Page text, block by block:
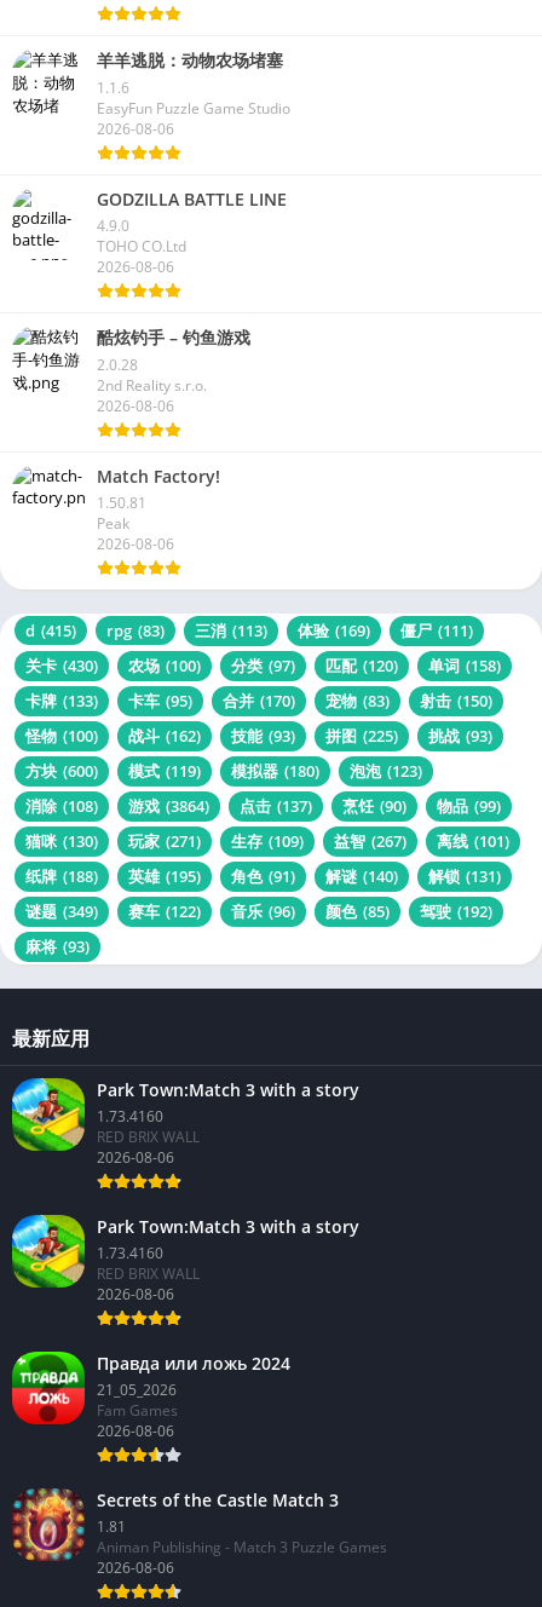
羊羊逃脱：动物农场堵塞
1.1.6
EasyFun Puzzle Game Studio
2026-08-06
GODZILLA BATTLE LINE
4.9.0
TOHO CO.Ltd
2026-08-06
酷炫钓手 – 钓鱼游戏
2.0.28
2nd Reality s.r.o.
2026-08-06
Match Factory!
1.50.81
Peak
2026-08-06
d (415) rpg (83) 三消 (113) 体验 (169) 僵尸 (111)
关卡 (430) 农场 (100) 分类 (97) 匹配 (120) 单词 (158)
卡牌 (133) 卡车 (95) 合并 (170) 宠物 (83) 射击 (150)
怪物 (100) 战斗 (162) 技能 (93) 拼图 (225) 挑战 (93)
方块 (600) 模式 (119) 模拟器 (180) 泡泡 (123)
消除 (108) 游戏 (3864) 点击 (137) 烹饪 (90) 物品 (99)
猫咪 (130) 玩家 (271) 生存 (109) 益智 (267) 离线 (101)
纸牌 (188) 英雄 (195) 角色 (91) 解谜 (140) 解锁 (131)
谜题 (349) 赛车 (122) 音乐 (96) 颜色 (85) 驾驶 (192)
麻将 (93)
最新应用
Park Town:Match 3 with a story
1.73.4160
RED BRIX WALL
2026-08-06
Park Town:Match 3 with a story
1.73.4160
RED BRIX WALL
2026-08-06
Правда или ложь 2024
21_05_2026
Fam Games
2026-08-06
Secrets of the Castle Match 3
1.81
Animan Publishing - Match 3 Puzzle Games
2026-08-06